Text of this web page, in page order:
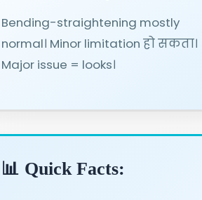
Bending-straightening mostly
normal। Minor limitation हो सकता।
Major issue = looks।
📊 Quick Facts: